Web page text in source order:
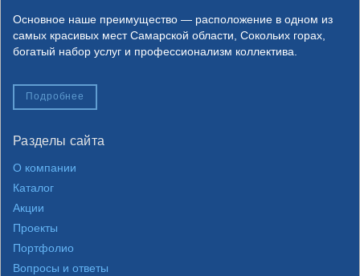
Основное наше преимущество — расположение в одном из
самых красивых мест Самарской области, Сокольих горах,
богатый набор услуг и профессионализм коллектива.
Подробнее
Разделы сайта
О компании
Каталог
Акции
Проекты
Портфолио
Вопросы и ответы